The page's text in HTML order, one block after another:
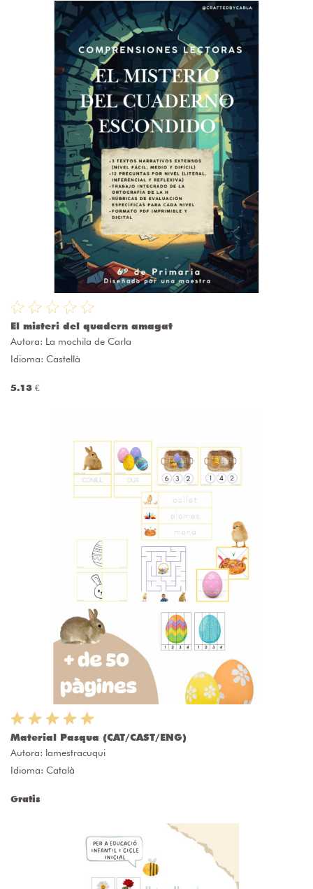
El misteri del quadern amagat
Autora: La mochila de Carla
Idioma: Castellà
5.13 €
Material Pasqua (CAT/CAST/ENG)
Autora: lamestracuqui
Idioma: Català
Gratis